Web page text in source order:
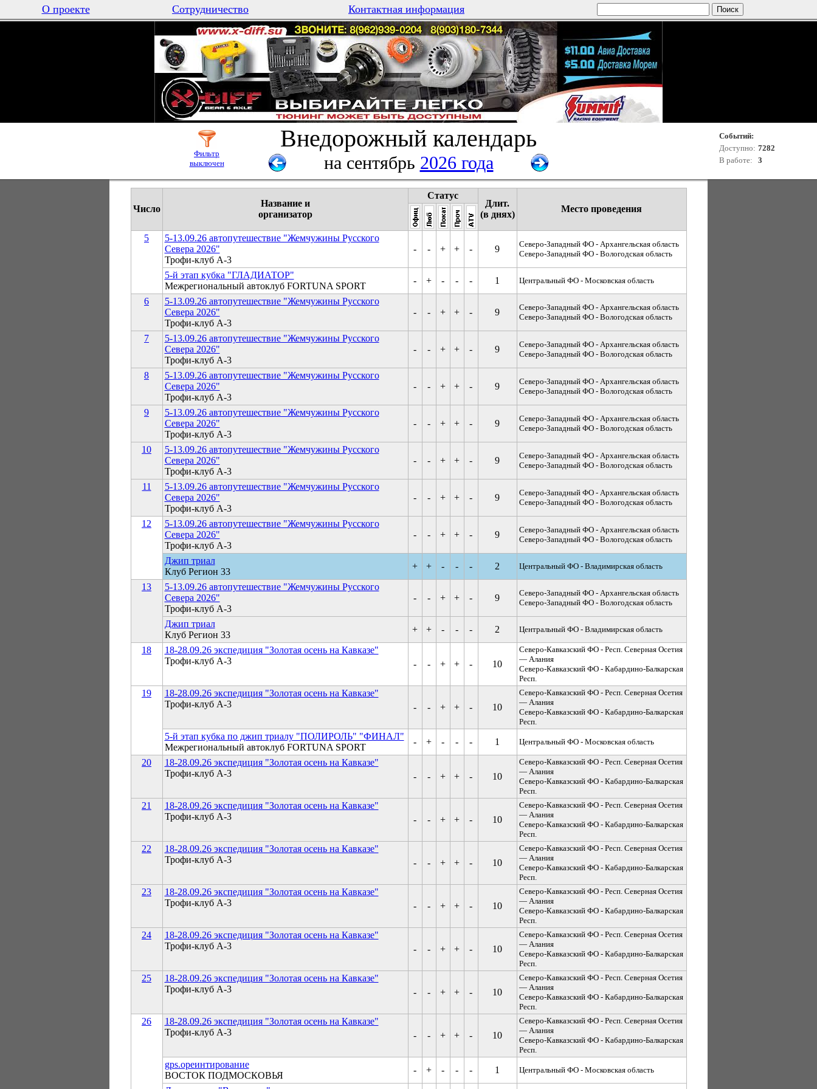
О проекте Сотрудничество Контактная информация
Фильтр
выключен
Внедорожный календарь
на сентябрь 2026 года
Событий:
Доступно: 7282
В работе:
3
Число
Название и
организатор
Статус
Длит.
(в днях)
Место проведения
5
5-13.09.26 автопутешествие "Жемчужины Русского
Севера 2026"
Трофи-клуб А-3
- - + + - 9
Северо-Западный ФО - Архангельская область
Северо-Западный ФО - Вологодская область
5-й этап кубка "ГЛАДИАТОР"
Межрегиональный автоклуб FORTUNA SPORT
- + - - - 1 Центральный ФО - Московская область
6
5-13.09.26 автопутешествие "Жемчужины Русского
Севера 2026"
Трофи-клуб А-3
- - + + - 9
Северо-Западный ФО - Архангельская область
Северо-Западный ФО - Вологодская область
7
5-13.09.26 автопутешествие "Жемчужины Русского
Севера 2026"
Трофи-клуб А-3
- - + + - 9
Северо-Западный ФО - Архангельская область
Северо-Западный ФО - Вологодская область
8
5-13.09.26 автопутешествие "Жемчужины Русского
Севера 2026"
Трофи-клуб А-3
- - + + - 9
Северо-Западный ФО - Архангельская область
Северо-Западный ФО - Вологодская область
9
5-13.09.26 автопутешествие "Жемчужины Русского
Севера 2026"
Трофи-клуб А-3
- - + + - 9
Северо-Западный ФО - Архангельская область
Северо-Западный ФО - Вологодская область
10
5-13.09.26 автопутешествие "Жемчужины Русского
Севера 2026"
Трофи-клуб А-3
- - + + - 9
Северо-Западный ФО - Архангельская область
Северо-Западный ФО - Вологодская область
11
5-13.09.26 автопутешествие "Жемчужины Русского
Севера 2026"
Трофи-клуб А-3
- - + + - 9
Северо-Западный ФО - Архангельская область
Северо-Западный ФО - Вологодская область
12
5-13.09.26 автопутешествие "Жемчужины Русского
Севера 2026"
Трофи-клуб А-3
- - + + - 9
Северо-Западный ФО - Архангельская область
Северо-Западный ФО - Вологодская область
Джип триал
Клуб Регион 33
+ + - - - 2 Центральный ФО - Владимирская область
13
5-13.09.26 автопутешествие "Жемчужины Русского
Севера 2026"
Трофи-клуб А-3
- - + + - 9
Северо-Западный ФО - Архангельская область
Северо-Западный ФО - Вологодская область
Джип триал
Клуб Регион 33
+ + - - - 2 Центральный ФО - Владимирская область
18
18-28.09.26 экспедиция "Золотая осень на Кавказе"
Трофи-клуб А-3
- - + + - 10
Северо-Кавказский ФО - Респ. Северная Осетия
— Алания
Северо-Кавказский ФО - Кабардино-Балкарская
Респ.
19
18-28.09.26 экспедиция "Золотая осень на Кавказе"
Трофи-клуб А-3
- - + + - 10
Северо-Кавказский ФО - Респ. Северная Осетия
— Алания
Северо-Кавказский ФО - Кабардино-Балкарская
Респ.
5-й этап кубка по джип триалу "ПОЛИРОЛЬ" "ФИНАЛ"
Межрегиональный автоклуб FORTUNA SPORT
- + - - - 1 Центральный ФО - Московская область
20
18-28.09.26 экспедиция "Золотая осень на Кавказе"
Трофи-клуб А-3
- - + + - 10
Северо-Кавказский ФО - Респ. Северная Осетия
— Алания
Северо-Кавказский ФО - Кабардино-Балкарская
Респ.
21
18-28.09.26 экспедиция "Золотая осень на Кавказе"
Трофи-клуб А-3
- - + + - 10
Северо-Кавказский ФО - Респ. Северная Осетия
— Алания
Северо-Кавказский ФО - Кабардино-Балкарская
Респ.
22
18-28.09.26 экспедиция "Золотая осень на Кавказе"
Трофи-клуб А-3
- - + + - 10
Северо-Кавказский ФО - Респ. Северная Осетия
— Алания
Северо-Кавказский ФО - Кабардино-Балкарская
Респ.
23
18-28.09.26 экспедиция "Золотая осень на Кавказе"
Трофи-клуб А-3
- - + + - 10
Северо-Кавказский ФО - Респ. Северная Осетия
— Алания
Северо-Кавказский ФО - Кабардино-Балкарская
Респ.
24
18-28.09.26 экспедиция "Золотая осень на Кавказе"
Трофи-клуб А-3
- - + + - 10
Северо-Кавказский ФО - Респ. Северная Осетия
— Алания
Северо-Кавказский ФО - Кабардино-Балкарская
Респ.
25
18-28.09.26 экспедиция "Золотая осень на Кавказе"
Трофи-клуб А-3
- - + + - 10
Северо-Кавказский ФО - Респ. Северная Осетия
— Алания
Северо-Кавказский ФО - Кабардино-Балкарская
Респ.
26
18-28.09.26 экспедиция "Золотая осень на Кавказе"
Трофи-клуб А-3
- - + + - 10
Северо-Кавказский ФО - Респ. Северная Осетия
— Алания
Северо-Кавказский ФО - Кабардино-Балкарская
Респ.
gps.ореинтирование
ВОСТОК ПОДМОСКОВЬЯ
- + - - - 1 Центральный ФО - Московская область